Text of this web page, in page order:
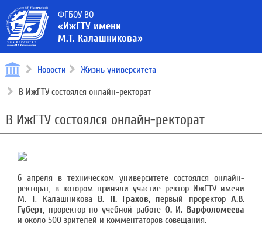
ФГБОУ ВО
«ИжГТУ имени
М.Т. Калашникова»
Новости Жизнь университета
В ИжГТУ состоялся онлайн-ректорат
В ИжГТУ состоялся онлайн-ректорат
6 апреля в техническом университете состоялся онлайн-
ректорат, в котором приняли участие ректор ИжГТУ имени
М. Т. Калашникова В. П. Грахов, первый проректор А.В.
Губерт, проректор по учебной работе О. И. Варфоломеева
и около 500 зрителей и комментаторов совещания.